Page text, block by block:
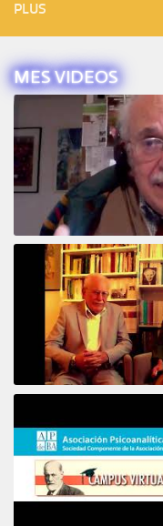
PLUS
MES VIDEOS
Intervista ad Alberto